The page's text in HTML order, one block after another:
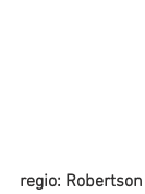
regio: Robertson